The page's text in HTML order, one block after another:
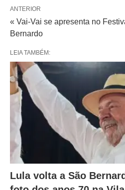
ANTERIOR
« Vai-Vai se apresenta no
Bernardo
LEIA TAMBÉM:
Lula volta a São